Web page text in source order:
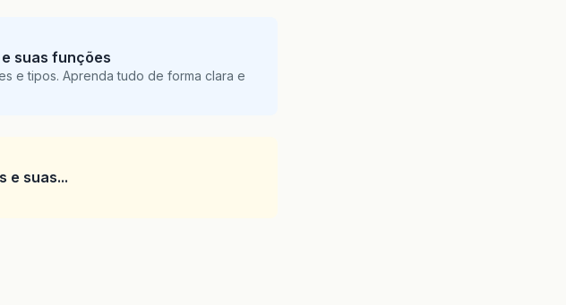
suas funções
e tipos. Aprenda tudo de forma clara e
e suas...